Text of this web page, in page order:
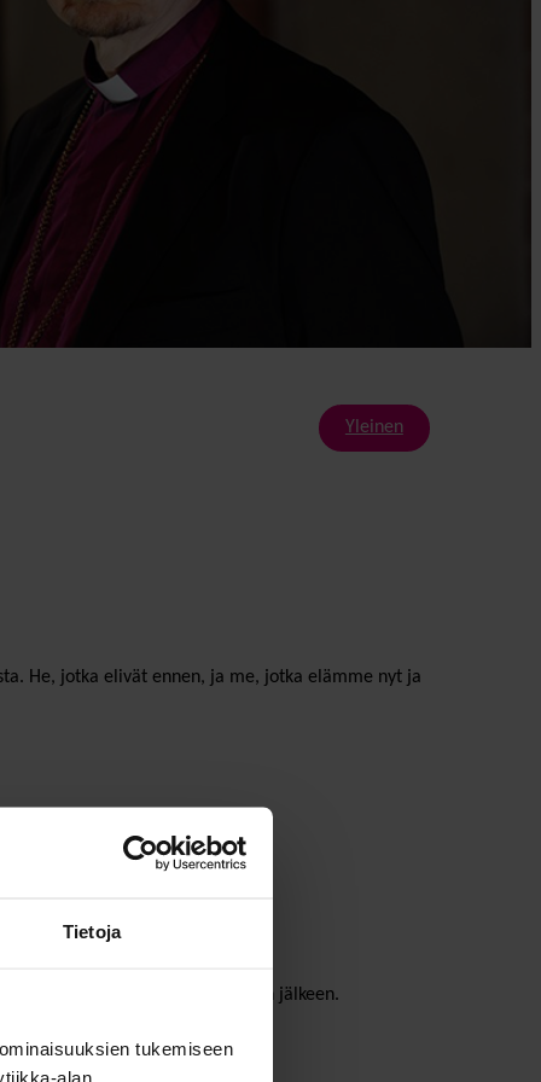
Tietoja
tukemiseen
alan
Yleinen
He, jotka elivät ennen, ja me, jotka elämme nyt ja
joka muistaa nyt tai kuoleman jälkeen.
huoneen tyhjyyteen.